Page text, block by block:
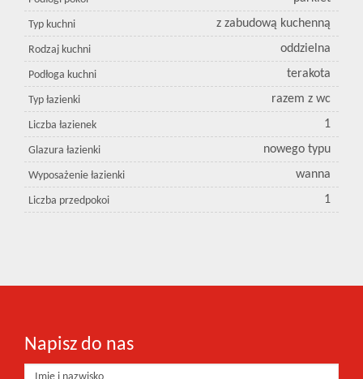
Typ kuchni z zabudową kuchenną
Rodzaj kuchni oddzielna
Podłoga kuchni terakota
Typ łazienki razem z wc
Liczba łazienek 1
Glazura łazienki nowego typu
Wyposażenie łazienki wanna
Liczba przedpokoi 1
Napisz do nas